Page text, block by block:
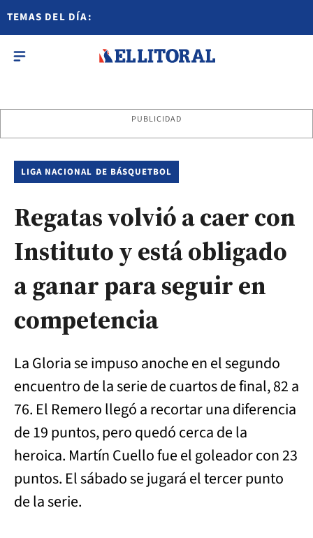
TEMAS DEL DÍA:
PUBLICIDAD
LIGA NACIONAL DE BÁSQUETBOL
Regatas volvió a caer con
Instituto y está obligado
a ganar para seguir en
competencia
La Gloria se impuso anoche en el segundo
encuentro de la serie de cuartos de final, 82 a
76. El Remero llegó a recortar una diferencia
de 19 puntos, pero quedó cerca de la
heroica. Martín Cuello fue el goleador con 23
puntos. El sábado se jugará el tercer punto
de la serie.